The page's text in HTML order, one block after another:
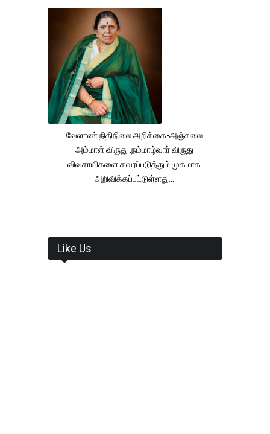
வேளாண் நிதிநிலை அறிக்கை-அஞ்சலை
அம்மாள் விருது ,நம்மாழ்வார் விருது
விவசாயிகளை கவரப்படுத்தும் முகமாக
அறிவிக்கப்பட்டுள்ளது...
Like Us